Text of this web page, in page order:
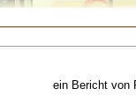
ein Bericht von